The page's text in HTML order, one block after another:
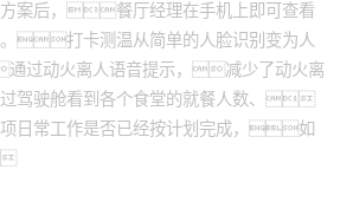
方案后，餐厅经理在手机上即可查看
。打卡测温从简单的人脸识别变为人
过动火离人语音提示，减少了动火离
驾驶舱看到各个食堂的就餐人数、
日常工作是否已经按计划完成，如